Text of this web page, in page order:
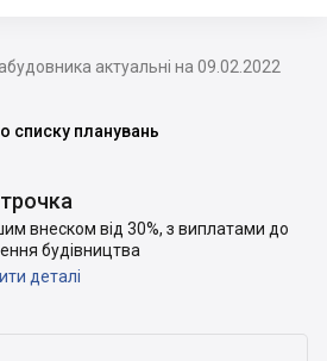
актуальні на 09.02.2022
списку планувань
внеском від 30%, з виплатами до
будівництва
деталі